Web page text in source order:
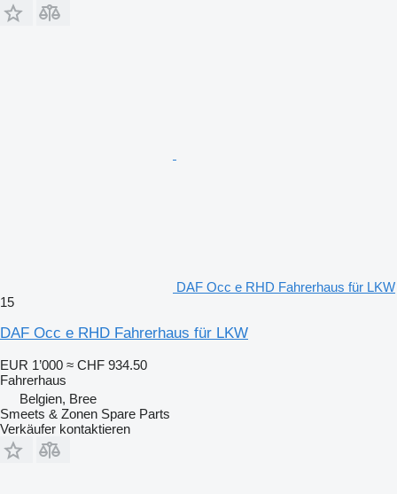
DAF Occ e RHD Fahrerhaus für LKW
15
DAF Occ e RHD Fahrerhaus für LKW
EUR 1’000 ≈ CHF 934.50
Fahrerhaus
Belgien, Bree
Smeets & Zonen Spare Parts
Verkäufer kontaktieren